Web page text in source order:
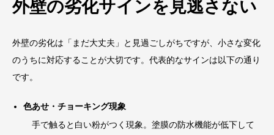
外壁の劣化サインを見逃さない
外壁の劣化は「まだ大丈夫」と見過ごしがちですが、小さな変化
のうちに対応することが大切です。代表的なサインは以下の通り
です。
色あせ・チョーキング現象
手で触ると白い粉がつく現象。塗膜の防水機能が低下して